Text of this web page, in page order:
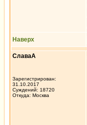
Наверх
СлаваА
Зарегистрирован:
31.10.2017
Суждений: 18720
Откуда: Москва